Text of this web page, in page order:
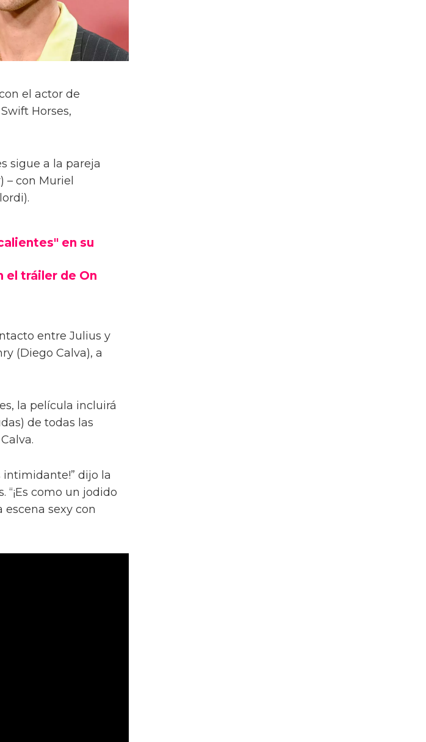
el actor de
Horses,
sigue a la pareja
– con Muriel
en su
el tráiler de On
entre Julius y
(Diego Calva), a
la película incluirá
de todas las
intimidante!” dijo la
como un jodido
escena sexy con